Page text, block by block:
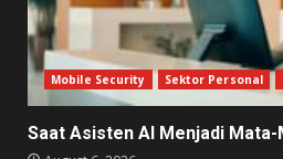
Mobile Security Sektor Personal
Saat Asisten AI Menjadi Mata-